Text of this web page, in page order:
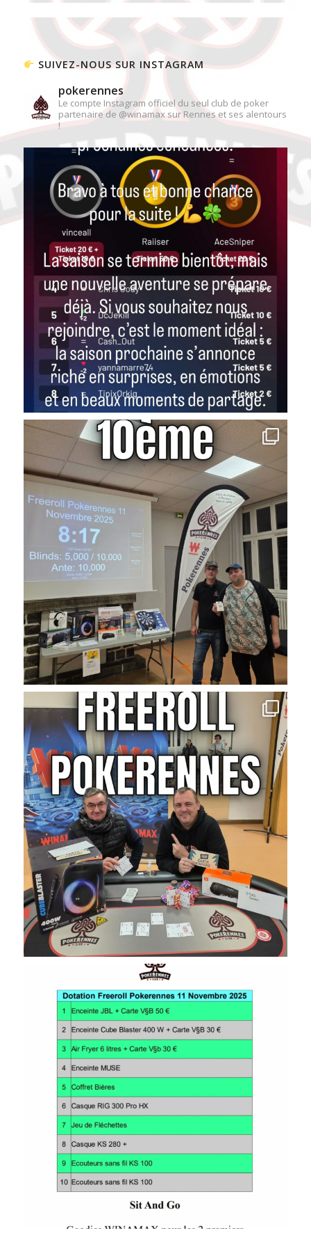
SUIVEZ-NOUS SUR INSTAGRAM
pokerennes
Le compte Instagram officiel du seul club de poker
partenaire de @winamax sur Rennes et ses alentours
!